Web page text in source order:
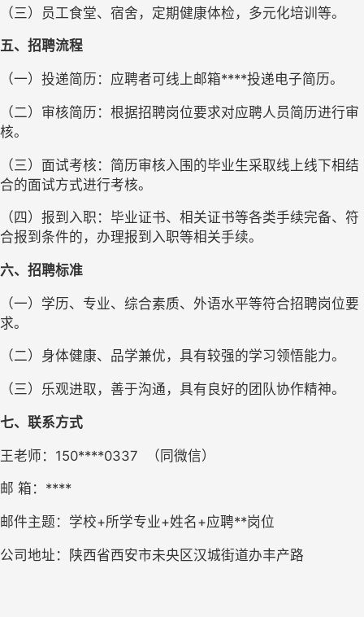
（三）员工食堂、宿舍，定期健康体检，多元化培训等。
五、招聘流程
（一）投递简历：应聘者可线上邮箱****投递电子简历。
（二）审核简历：根据招聘岗位要求对应聘人员简历进行审
核。
（三）面试考核：简历审核入围的毕业生采取线上线下相结
合的面试方式进行考核。
（四）报到入职：毕业证书、相关证书等各类手续完备、符
合报到条件的，办理报到入职等相关手续。
六、招聘标准
（一）学历、专业、综合素质、外语水平等符合招聘岗位要
求。
（二）身体健康、品学兼优，具有较强的学习领悟能力。
（三）乐观进取，善于沟通，具有良好的团队协作精神。
七、联系方式
王老师： 150****0337  （同微信）
邮 箱：****
邮件主题：学校+所学专业+姓名+应聘**岗位
公司地址：陕西省西安市未央区汉城街道办丰产路